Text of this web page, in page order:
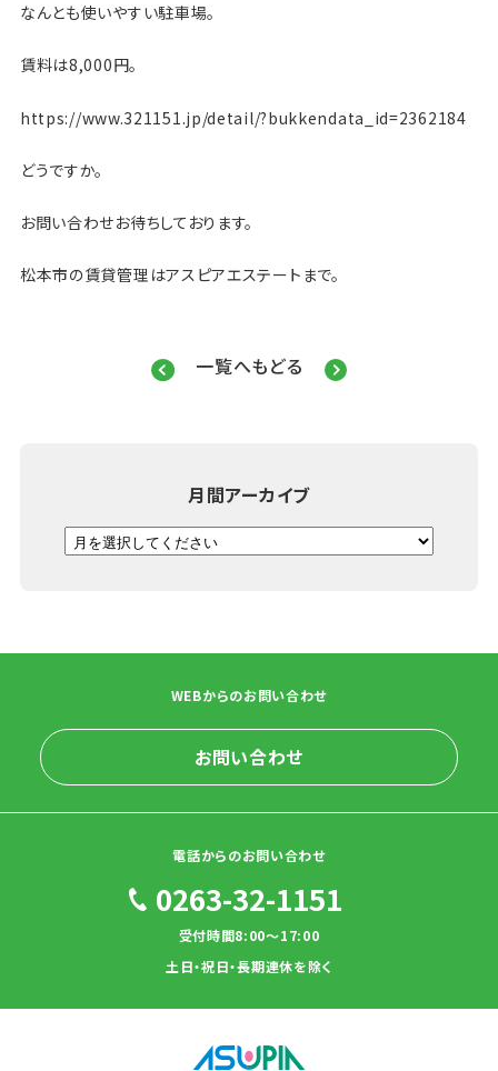
なんとも使いやすい駐車場。
賃料は8,000円。
https://www.321151.jp/detail/?bukkendata_id=2362184
どうですか。
お問い合わせお待ちしております。
松本市の賃貸管理はアスピアエステートまで。
一覧へもどる
月間アーカイブ
WEBからのお問い合わせ
お問い合わせ
電話からのお問い合わせ
0263-32-1151
受付時間8:00～17:00
土日・祝日・長期連休を除く